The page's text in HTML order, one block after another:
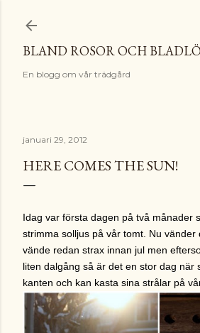
BLAND ROSOR OCH
En blogg om vår trädgård
januari 29, 2012
HERE COMES THE SUN!
Idag var första dagen på två månader
strimma solljus på vår tomt. Nu vänder
vände redan strax innan jul men
liten dalgång så är det en stor dag när
kanten och kan kasta sina strålar på